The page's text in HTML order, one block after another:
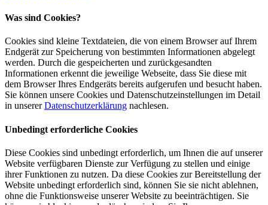
Was sind Cookies?
Cookies sind kleine Textdateien, die von einem Browser auf Ihrem
Endgerät zur Speicherung von bestimmten Informationen abgelegt
werden. Durch die gespeicherten und zurückgesandten
Informationen erkennt die jeweilige Webseite, dass Sie diese mit
dem Browser Ihres Endgeräts bereits aufgerufen und besucht haben.
Sie können unsere Cookies und Datenschutzeinstellungen im Detail
in unsererDatenschutzerklärung nachlesen.
Unbedingt erforderliche Cookies
Diese Cookies sind unbedingt erforderlich, um Ihnen die auf unserer
Website verfügbaren Dienste zur Verfügung zu stellen und einige
ihrer Funktionen zu nutzen. Da diese Cookies zur Bereitstellung der
Website unbedingt erforderlich sind, können Sie sie nicht ablehnen,
ohne die Funktionsweise unserer Website zu beeinträchtigen. Sie